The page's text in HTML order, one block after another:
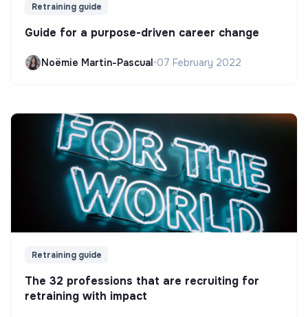
Retraining guide
Guide for a purpose-driven career change
Noëmie Martin-Pascual•07 February 2022
Retraining guide
The 32 professions that are recruiting for
retraining with impact